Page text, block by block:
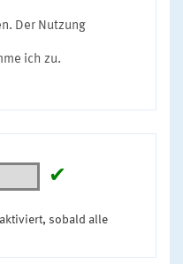
Der Nutzung
ich zu.
✔
sobald alle